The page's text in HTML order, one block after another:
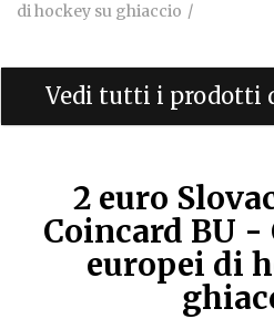
di hockey su ghiaccio
Vedi tutti i prodotti
2 euro
Coincard BU
europei di